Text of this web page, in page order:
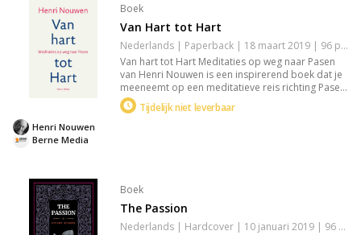
Boek
Van Hart tot Hart
Nederlands | Paperback | 18 maart 2019 | 96 pagina's | 9789089723352
Van hart tot Hart Meditaties op weg naar Pasen
van Henri Nouwen is een inspirerend boek dat je
meeneemt op een meditatieve reis richting Pasen.
Met ontroerende prozagebeden richt Nouwen
zich direct tot het hart van Jezus. Ervaar de diepe,
Tijdelijk niet leverbaar
Berne Media
Henri Nouwen
Boek
The Passion
Nederlands | Hardcover | 10 januari 2019 | 96 pagina's | 9789082642278